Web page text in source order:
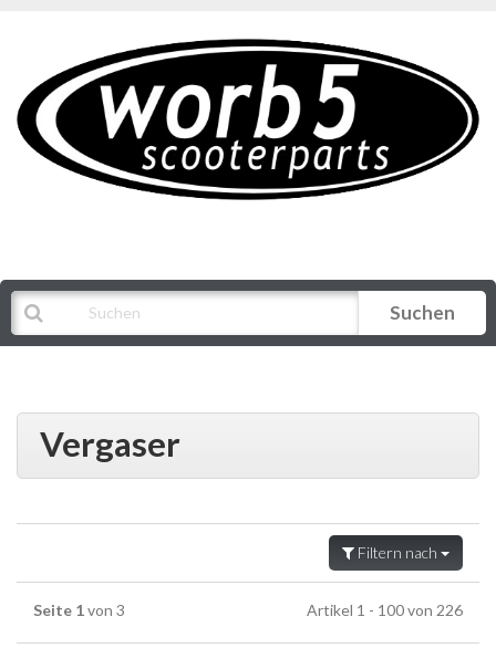
Suchen
Vergaser
Filtern nach
Seite 1von 3 Artikel 1 - 100 von 226